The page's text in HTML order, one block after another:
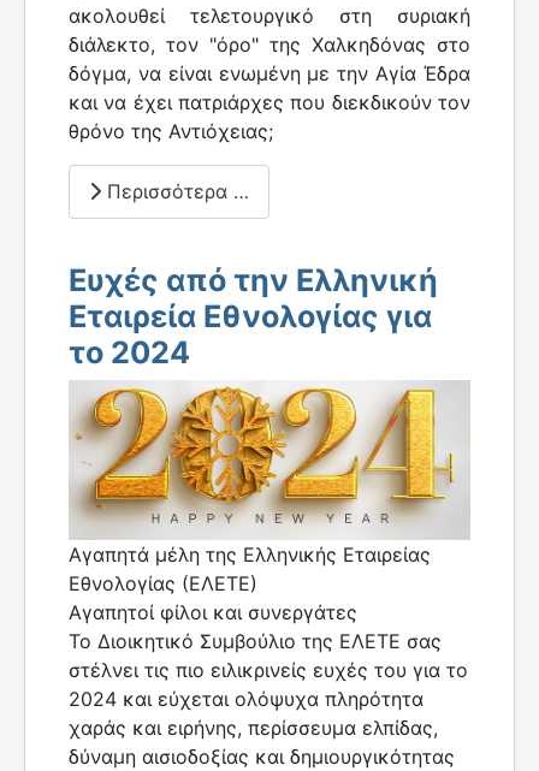
ακολουθεί τελετουργικό στη συριακή
διάλεκτο, τον "όρο" της Χαλκηδόνας στο
δόγμα, να είναι ενωμένη με την Αγία Έδρα
και να έχει πατριάρχες που διεκδικούν τον
θρόνο της Αντιόχειας;
Περισσότερα …
Ευχές από την Ελληνική
Εταιρεία Εθνολογίας για
το 2024
Αγαπητά μέλη της Ελληνικής Εταιρείας
Εθνολογίας (ΕΛΕΤΕ)
Αγαπητοί φίλοι και συνεργάτες
Το Διοικητικό Συμβούλιο της EΛETE σας
στέλνει τις πιο ειλικρινείς ευχές του για το
2024 και εύχεται ολόψυχα πληρότητα
χαράς και ειρήνης, περίσσευμα ελπίδας,
δύναμη αισιοδοξίας και δημιουργικότητας